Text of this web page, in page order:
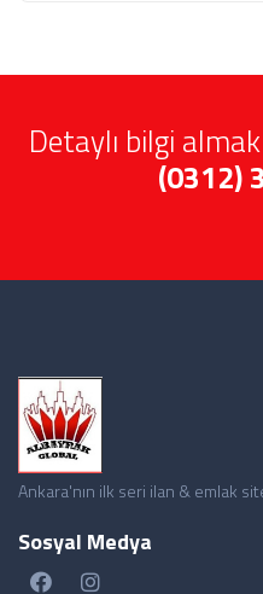
Detaylı bilgi
(0312)
Ankara'nın ilk seri ilan & emlak
Sosyal Medya